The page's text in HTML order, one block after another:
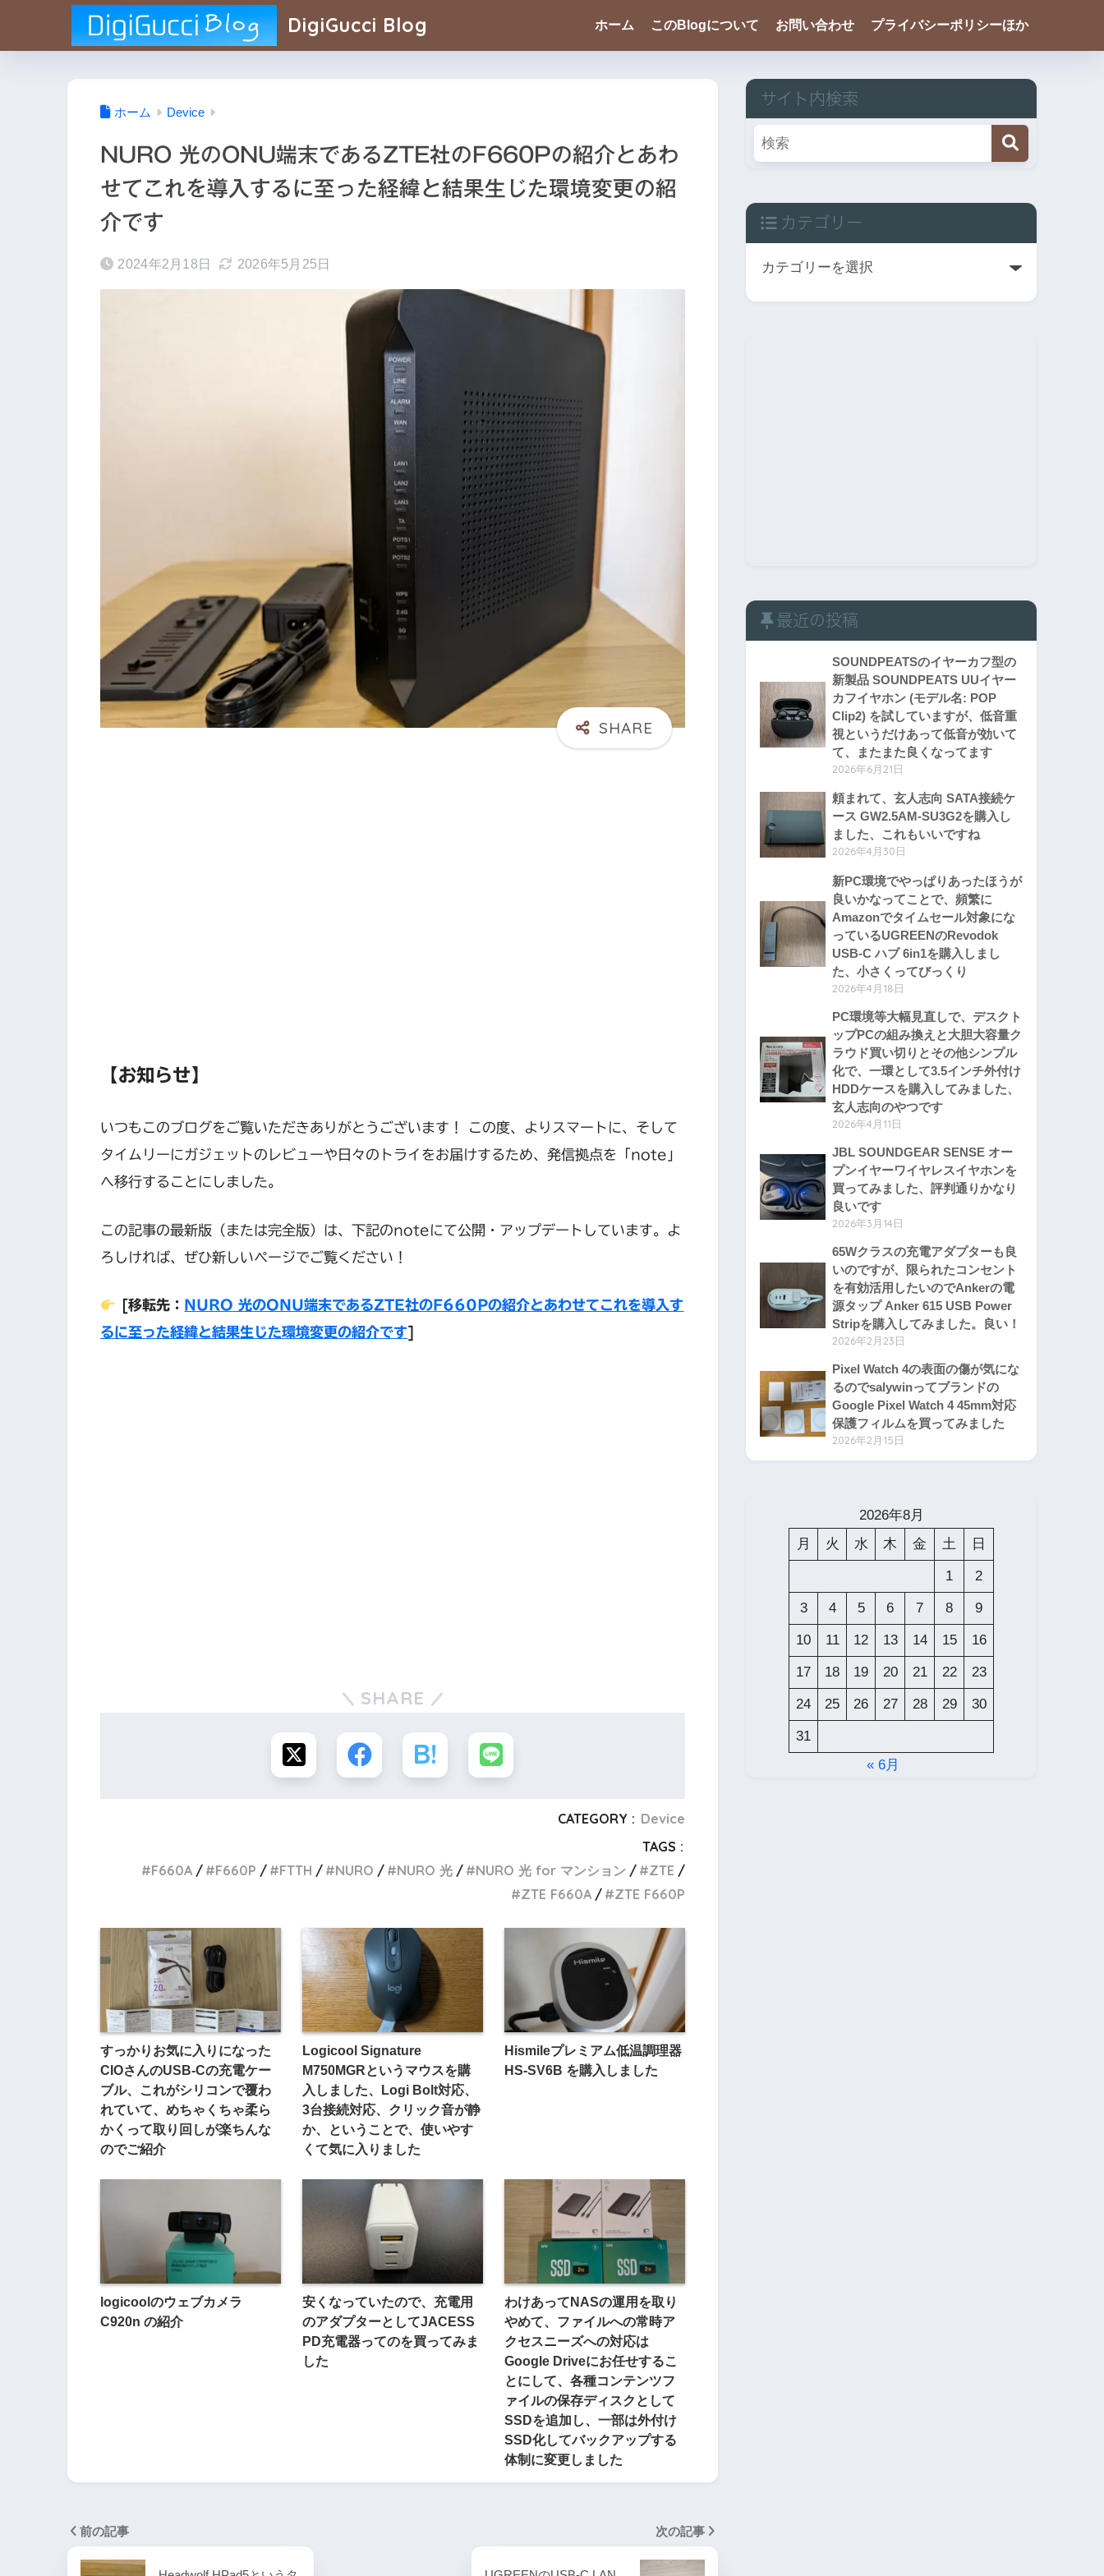
DigiGucci Blog ホーム このBlogについて お問い合わせ プライバシーポリシーほか
ホーム Device
NURO 光のONU端末であるZTE社のF660Pの紹介とあわ
せてこれを導入するに至った経緯と結果生じた環境変更の紹
介です
2024年2月18日 2026年5月25日
【お知らせ】
いつもこのブログをご覧いただきありがとうございます！ この度、よりスマートに、そして
タイムリーにガジェットのレビューや日々のトライをお届けするため、発信拠点を「note」
へ移行することにしました。
この記事の最新版（または完全版）は、下記のnoteにて公開・アップデートしています。よ
ろしければ、ぜひ新しいページでご覧ください！
[移転先：
NURO 光のONU端末であるZTE社のF660Pの紹介とあわせてこれを導入す
るに至った経緯と結果生じた環境変更の紹介です]
SHARE
CATEGORY : Device
TAGS :
F660A
F660P FTTH NURO NURO 光 NURO 光 for マンション
ZTE
ZTE F660A
ZTE F660P
すっかりお気に入りになった
CIOさんのUSB-Cの充電ケー
ブル、これがシリコンで覆わ
れていて、めちゃくちゃ柔ら
かくって取り回しが楽ちんな
のでご紹介
Logicool Signature
M750MGRというマウスを購
入しました、Logi Bolt対応、
3台接続対応、クリック音が静
か、ということで、使いやす
くて気に入りました
Hismileプレミアム低温調理器
HS-SV6B を購入しました
logicoolのウェブカメラ
C920n の紹介
安くなっていたので、充電用
のアダプターとしてJACESS
PD充電器ってのを買ってみま
した
わけあってNASの運用を取り
やめて、ファイルへの常時ア
クセスニーズへの対応は
Google Driveにお任せするこ
とにして、各種コンテンツフ
ァイルの保存ディスクとして
SSDを追加し、一部は外付け
SSD化してバックアップする
体制に変更しました
前の記事 次の記事
サイト内検索
カテゴリー
最近の投稿
SOUNDPEATSのイヤーカフ型の
新製品 SOUNDPEATS UUイヤー
カフイヤホン (モデル名: POP
Clip2) を試していますが、低音重
視というだけあって低音が効いて
て、またまた良くなってます
2026年6月21日
頼まれて、玄人志向 SATA接続ケ
ース GW2.5AM-SU3G2を購入し
ました、これもいいですね
2026年4月30日
新PC環境でやっぱりあったほうが
良いかなってことで、頻繁に
Amazonでタイムセール対象にな
っているUGREENのRevodok
USB-C ハブ 6in1を購入しまし
た、小さくってびっくり
2026年4月18日
PC環境等大幅見直しで、デスクト
ップPCの組み換えと大胆大容量ク
ラウド買い切りとその他シンプル
化で、一環として3.5インチ外付け
HDDケースを購入してみました、
玄人志向のやつです
2026年4月11日
JBL SOUNDGEAR SENSE オー
プンイヤーワイヤレスイヤホンを
買ってみました、評判通りかなり
良いです
2026年3月14日
65Wクラスの充電アダプターも良
いのですが、限られたコンセント
を有効活用したいのでAnkerの電
源タップ Anker 615 USB Power
Stripを購入してみました。良い！
2026年2月23日
Pixel Watch 4の表面の傷が気にな
るのでsalywinってブランドの
Google Pixel Watch 4 45mm対応
保護フィルムを買ってみました
2026年2月15日
2026年8月
月
火 水 木 金 土 日
1 2
3 4 5 6 7 8 9
10 11 12 13 14 15 16
17 18 19 20 21 22 23
24 25 26 27 28 29 30
31
« 6月